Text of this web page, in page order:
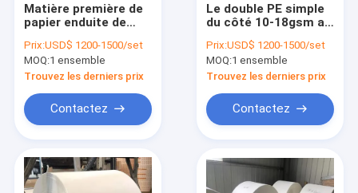
Matière première de
papier enduite de
petit pain de PE
imperméable de
catégorie comestible
Prix:USD$ 1200-1500/set
MOQ:1 ensemble
Trouvez les derniers prix
Contactez
Le double PE simple
du côté 10-18gsm a
papier sulfurisée
Prix:USD$ 1200-1500/set
MOQ:1 ensemble
Trouvez les derniers prix
Contactez